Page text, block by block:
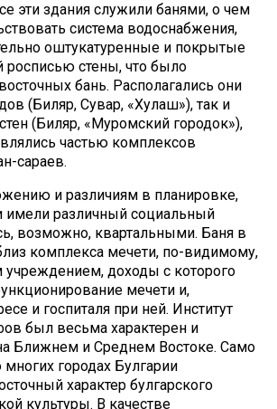
эти здания служили банями, о чем
система водоснабжения,
оштукатуренные и покрытые
росписью стены, что было
бань. Располагались они
(Биляр, Сувар, «Хулаш»), так и
(Биляр, «Муромский городок»),
частью комплексов
сараев.
и различиям в планировке,
имели различный социальный
возможно, квартальными. Баня в
комплекса мечети, по-видимому,
доходы с которого
мечети и,
и госпиталя при ней. Институт
был весьма характерен и
Ближнем и Среднем Востоке. Само
городах Булгарии
характер булгарского
культуры. В качестве